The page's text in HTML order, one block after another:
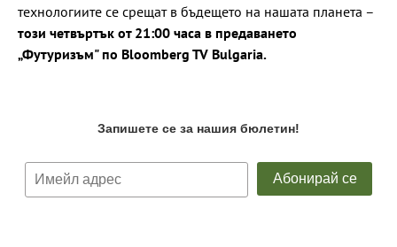
технологиите се срещат в бъдещето на нашата планета –
този четвъртък от 21:00 часа в предаването
„Футуризъм" по Bloomberg TV Bulgaria.